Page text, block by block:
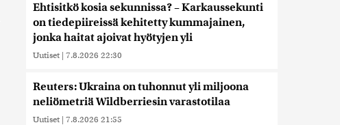
Ehtisitkö kosia sekunnissa? – Karkaussekunti
on tiedepiireissä kehitetty kummajainen,
jonka haitat ajoivat hyötyjen yli
Uutiset | 7.8.2026 22:30
Reuters: Ukraina on tuhonnut yli miljoona
neliömetriä Wildberriesin varastotilaa
Uutiset | 7.8.2026 21:55